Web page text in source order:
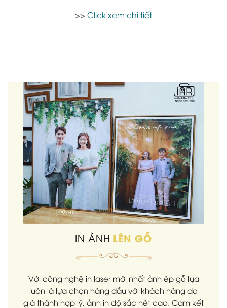
>> Click xem chi tiết
IN ẢNH LÊN GỖ
Với công nghệ in laser mới nhất ảnh ép gỗ lụa
luôn là lựa chọn hàng đầu với khách hàng do
giá thành hợp lý, ảnh in độ sắc nét cao. Cam kết